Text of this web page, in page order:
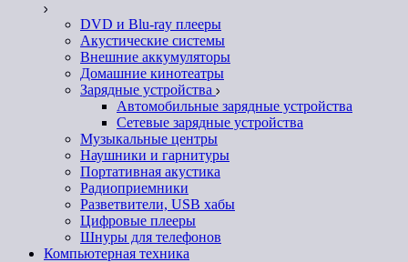
DVD и Blu-ray плееры
Акустические системы
Внешние аккумуляторы
Домашние кинотеатры
Зарядные устройства
Автомобильные зарядные устройства
Сетевые зарядные устройства
Музыкальные центры
Наушники и гарнитуры
Портативная акустика
Радиоприемники
Разветвители, USB хабы
Цифровые плееры
Шнуры для телефонов
Компьютерная техника